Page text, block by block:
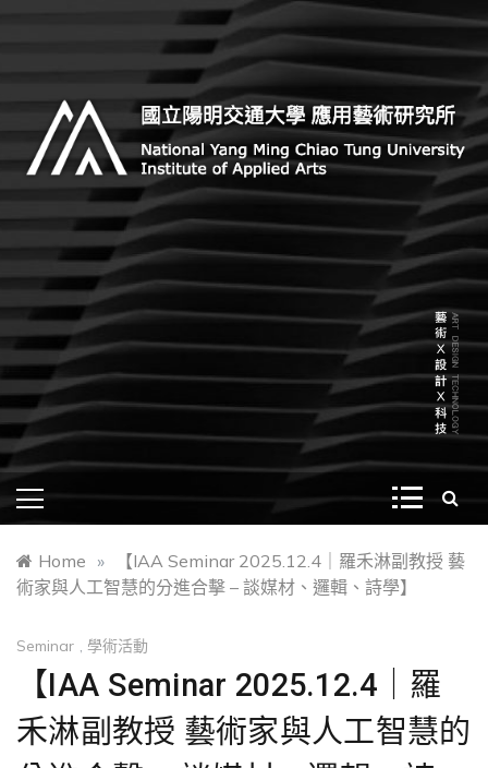
國立陽明交通大學 應用藝術研
究所
Institute of Applied Arts, National Yang Ming Chiao
Home »
【IAA Seminar 2025.12.4｜羅禾淋副教授 藝
術家與人工智慧的分進合擊 – 談媒材、邏輯、詩學】
Seminar , 學術活動
【IAA Seminar 2025.12.4｜羅
禾淋副教授 藝術家與人工智慧的